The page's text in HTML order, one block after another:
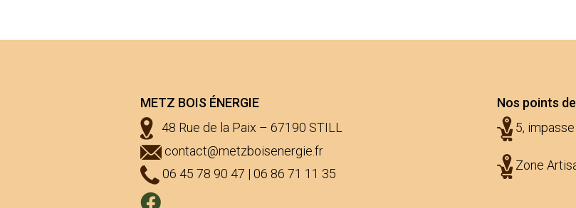
METZ BOIS ÉNERGIE
48 Rue de la Paix – 67190 STILL
contact@metzboisenergie.fr
06 45 78 90 47 | 06 86 71 11 35

Nos points
5,
Zone